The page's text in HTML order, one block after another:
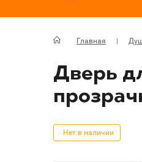
Главная
Дверь
Нет в наличии